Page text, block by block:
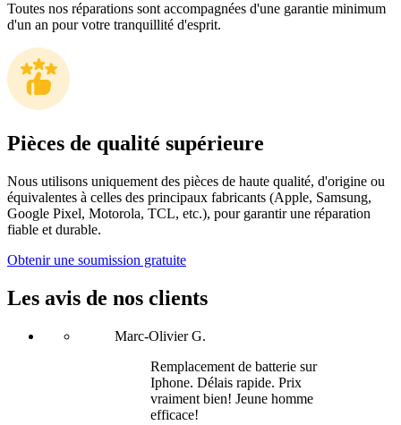
Toutes nos réparations sont accompagnées d'une garantie minimum
d'un an pour votre tranquillité d'esprit.
Pièces de qualité supérieure
Nous utilisons uniquement des pièces de haute qualité, d'origine ou
équivalentes à celles des principaux fabricants (Apple, Samsung,
Google Pixel, Motorola, TCL, etc.), pour garantir une réparation
fiable et durable.
Obtenir une soumission gratuite
Les avis de nos clients
Marc-Olivier G.
Remplacement de batterie sur
Iphone. Délais rapide. Prix
vraiment bien! Jeune homme
efficace!